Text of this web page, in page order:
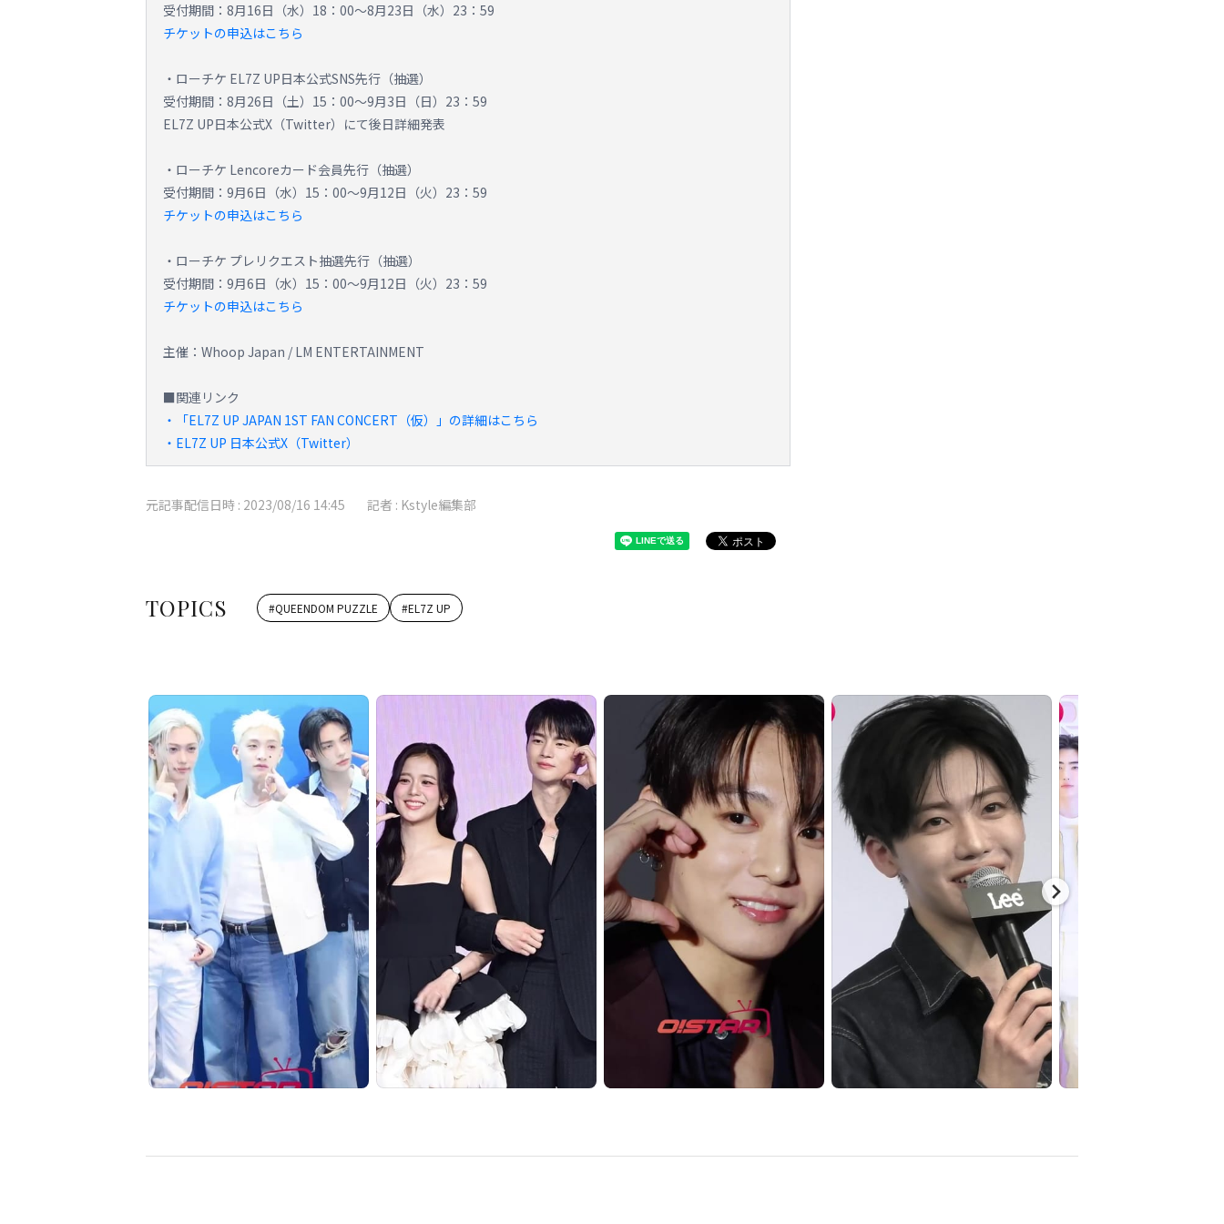
受付期間：8月16日（水）18：00～8月23日（水）23：59
チケットの申込はこちら
・ローチケ EL7Z UP日本公式SNS先行（抽選）
受付期間：8月26日（土）15：00～9月3日（日）23：59
EL7Z UP日本公式X（Twitter）にて後日詳細発表
・ローチケ Lencoreカード会員先行（抽選）
受付期間：9月6日（水）15：00～9月12日（火）23：59
チケットの申込はこちら
・ローチケ プレリクエスト抽選先行（抽選）
受付期間：9月6日（水）15：00～9月12日（火）23：59
チケットの申込はこちら
主催：Whoop Japan / LM ENTERTAINMENT
■関連リンク
・「EL7Z UP JAPAN 1ST FAN CONCERT（仮）」の詳細はこちら
・EL7Z UP 日本公式X（Twitter）
元記事配信日時 : 2023/08/16 14:45 記者 : Kstyle編集部
TOPICS #QUEENDOM PUZZLE #EL7Z UP